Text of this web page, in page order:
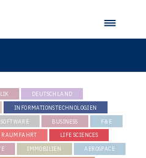
DEUTSCHLAND
INFORMATIONSTECHNOLOGIEN
BUSINESS F&E
RAUMFAHRT LIFE SCIENCES
IMMOBILIEN AEROSPACE